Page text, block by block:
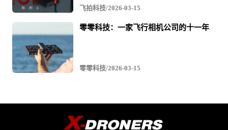
飞拍科技/2026-03-15
零零科技：一家飞行相机公司的十一年
零零科技/2026-03-15